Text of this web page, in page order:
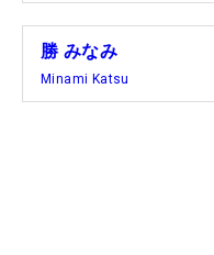
勝 みなみ
Minami Katsu